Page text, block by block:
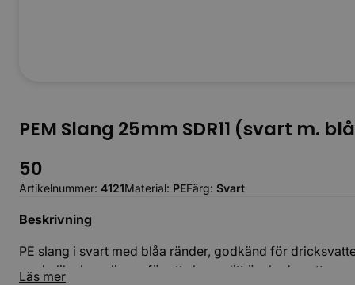
PEM Slang 25mm SDR11 (svart m.
50
Artikelnummer: 4121Material: PEFärg: Svart
Beskrivning
PE slang i svart med blåa ränder, godkänd för
med olika kopplingar för att skapa ditt önskade
Läs mer